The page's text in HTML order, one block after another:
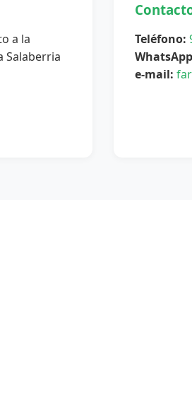
a la
Salaberria
Teléfono:
e-mail: